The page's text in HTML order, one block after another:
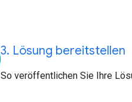
3. Lösung bereitstellen
So veröffentlichen Sie Ihre